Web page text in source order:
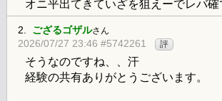
オニ平出てきていざを狙えーでレバ確
2. ござるゴザルさん
2026/07/27 23:46 #5742261 評
そうなのですね、、汗
経験の共有ありがとうございます。